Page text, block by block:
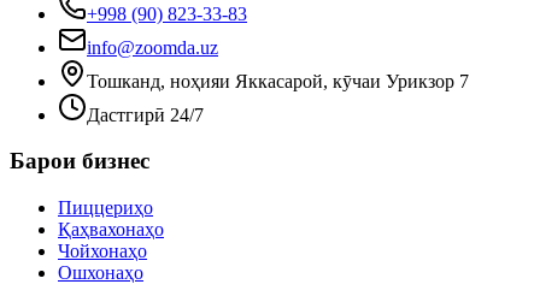
+998 (90) 823-33-83
info@zoomda.uz
Тошканд, ноҳияи Яккасарой, кӯчаи Урикзор 7
Дастгирӣ 24/7
Барои бизнес
Пиццериҳо
Қаҳвахонаҳо
Чойхонаҳо
Ошхонаҳо